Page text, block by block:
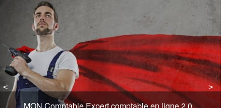
:0545366182
www.approove.fr
de regina97390Régina
0607597291
<
< >
>